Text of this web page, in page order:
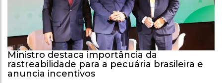
Ministro destaca importância da
rastreabilidade para a pecuária brasileira e
anuncia incentivos